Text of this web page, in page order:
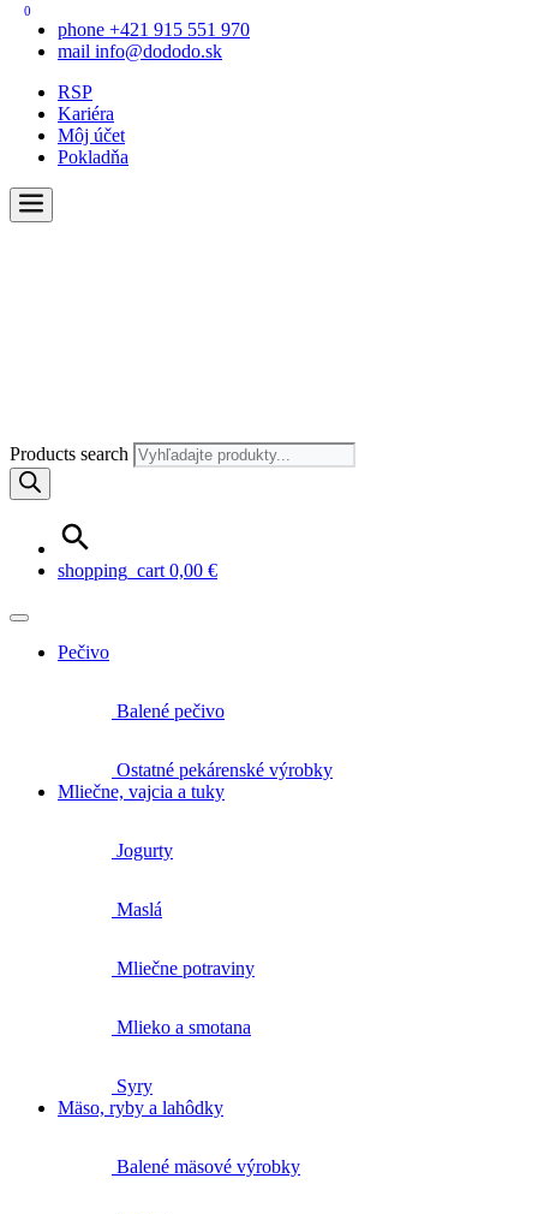
phone +421 915 551 970
mail info@dododo.sk
RSP
Kariéra
Môj účet
Pokladňa
Products search
0
shopping_cart 0,00 €
Pečivo
Balené pečivo
Ostatné pekárenské výrobky
Mliečne, vajcia a tuky
Jogurty
Maslá
Mliečne potraviny
Mlieko a smotana
Syry
Mäso, ryby a lahôdky
Balené mäsové výrobky